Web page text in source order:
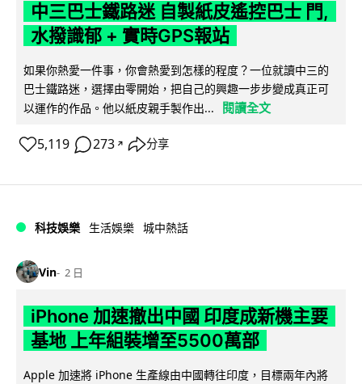
中三巴士鐵路迷 自製紙皮遙控巴士 門,
水撥識郁 + 實時GPS報站
如果你熱愛一件事，你會熱愛到怎樣的程度？一位就讀中三的
巴士鐵路迷，選擇由零開始，把自己的興趣一步步變成真正可
以運作的作品。他以紙皮親手製作出...
閱讀全文
5,119 273 ↗ 分享
科技娛樂 生活娛樂 城中熱話
Vin 2 日
iPhone 加速撤出中國 印度成新機主要
基地 上年組裝增至5500萬部
Apple 加速將 iPhone 生產線由中國轉往印度，目標兩年內將